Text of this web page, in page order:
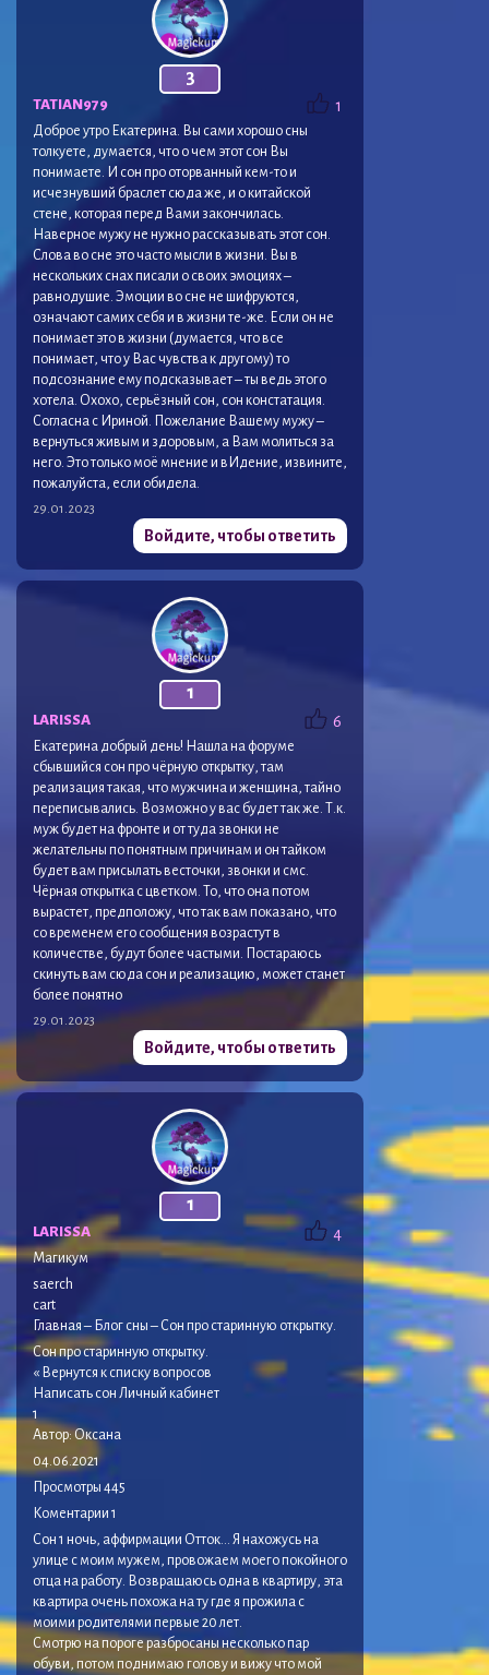
3
1
TATIAN979
Доброе утро Екатерина. Вы сами хорошо сны
толкуете, думается, что о чем этот сон Вы
понимаете. И сон про оторванный кем-то и
исчезнувший браслет сюда же, и о китайской
стене, которая перед Вами закончилась.
Наверное мужу не нужно рассказывать этот сон.
Слова во сне это часто мысли в жизни. Вы в
нескольких снах писали о своих эмоциях –
равнодушие. Эмоции во сне не шифруются,
означают самих себя и в жизни те-же. Если он не
понимает это в жизни (думается, что все
понимает, что у Вас чувства к другому) то
подсознание ему подсказывает – ты ведь этого
хотела. Охохо, серьёзный сон, сон констатация.
Согласна с Ириной. Пожелание Вашему мужу –
вернуться живым и здоровым, а Вам молиться за
него. Это только моё мнение и вИдение, извините,
пожалуйста, если обидела.
29.01.2023
Войдите, чтобы ответить
1
6
LARISSA
Екатерина добрый день! Нашла на форуме
сбывшийся сон про чёрную открытку, там
реализация такая, что мужчина и женщина, тайно
переписывались. Возможно у вас будет так же. Т.к.
муж будет на фронте и от туда звонки не
желательны по понятным причинам и он тайком
будет вам присылать весточки, звонки и смс.
Чёрная открытка с цветком. То, что она потом
вырастет, предположу, что так вам показано, что
со временем его сообщения возрастут в
количестве, будут более частыми. Постараюсь
скинуть вам сюда сон и реализацию, может станет
более понятно
29.01.2023
Войдите, чтобы ответить
1
4
LARISSA
Магикум
saerch
cart
Главная – Блог сны – Сон про старинную открытку.
Сон про старинную открытку.
« Вернутся к списку вопросов
Написать сон Личный кабинет
1
Автор: Оксана
04.06.2021
Просмотры 445
Коментарии 1
Сон 1 ночь, аффирмации Отток… Я нахожусь на
улице с моим мужем, провожаем моего покойного
отца на работу. Возвращаюсь одна в квартиру, эта
квартира очень похожа на ту где я прожила с
моими родителями первые 20 лет.
Смотрю на пороге разбросаны несколько пар
обуви, потом поднимаю голову и вижу что мой